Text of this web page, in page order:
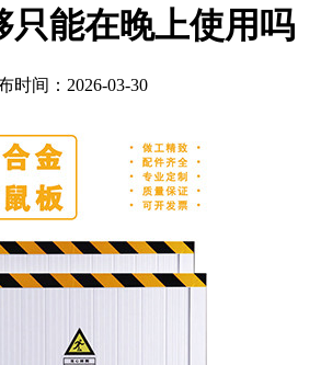
只能在晚上使用吗
时间：2026-03-30